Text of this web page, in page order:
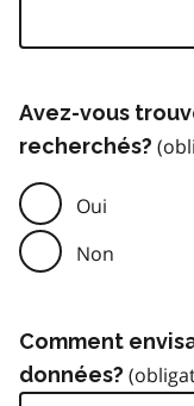
Avez-vous
recherchés?
Oui
Non
Comment
données?